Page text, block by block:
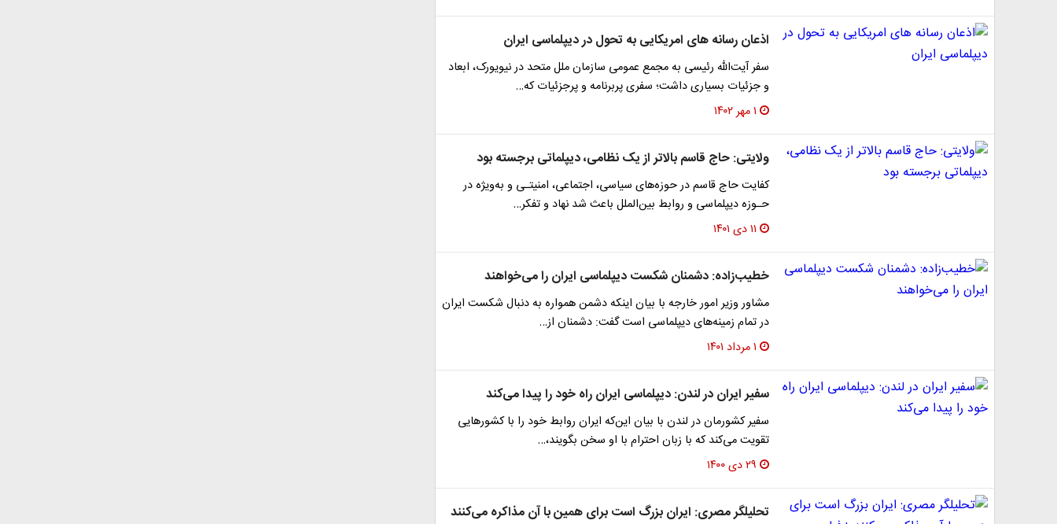
اذعان رسانه های امریکایی به تحول در دیپلماسی ایران
سفر آیت‌الله رئیسی به مجمع عمومی سازمان ملل متحد در نیویورک، ابعاد
و جزئیات بسیاری داشت؛ سفری پربرنامه و پرجزئیات که…
۱ مهر ۱۴۰۲
ولایتی: حاج قاسم بالاتر از یک نظامی، دیپلماتی برجسته بود
کفایت حاج قاسم در حوزه‌های سیاسی، اجتماعی، امنیتـی و به‌ویژه در
حـوزه دیپلماسی و روابط بین‌الملل باعث شد نهاد و تفکر…
۱۱ دی ۱۴۰۱
خطیب‌زاده: دشمنان شکست ‌دیپلماسی ایران را می‌خواهند
مشاور وزیر امور خارجه با بیان اینکه دشمن همواره به دنبال شکست ایران
در تمام زمینه‌های دیپلماسی است گفت: دشمنان از…
۱ مرداد ۱۴۰۱
سفیر ایران در لندن: دیپلماسی ایران راه خود را پیدا می‌کند
سفیر کشورمان در لندن با بیان این‌که ایران روابط خود را با کشورهایی
تقویت می‌کند که با زبان احترام با او سخن بگویند،…
۲۹ دی ۱۴۰۰
تحلیلگر مصری: ایران بزرگ است برای همین با آن مذاکره می‌کنند